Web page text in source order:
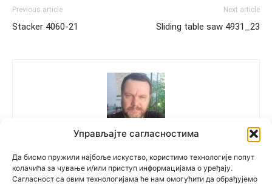
Управљајте сагласностима
Да бисмо пружили најбоље искуство, користимо технологије попут
колачића за чување и/или приступ информацијама о уређају.
Сагласност са овим технологијама ће нам омогућити да обрађујемо
Previous article
Stacker 4060-21
Next article
Sliding table saw 4931_23